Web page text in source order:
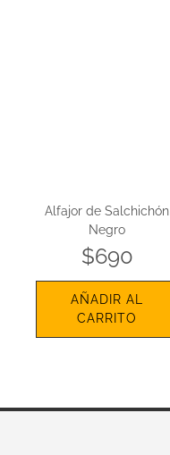
Alfajor de Salchichón
Negro
$690
AÑADIR AL
CARRITO